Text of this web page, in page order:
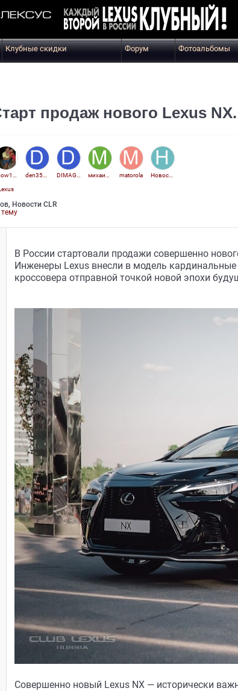
Клубные скидки Форум Фотоальбомы
продаж нового Lexus
den350350 matorola Новости CLR
, Новости CLR
В России стартовали продажи совершенно
Инженеры Lexus внесли в модель
кроссовера отправной точкой новой эпохи
Совершенно новый Lexus NX — исторически